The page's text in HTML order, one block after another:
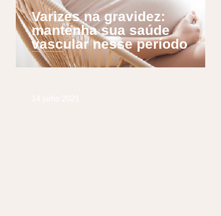
Varizes na gravidez:
mantenha sua saúde
vascular nesse período